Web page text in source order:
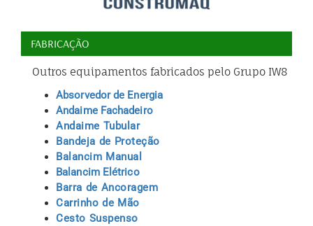
FABRICAÇÃO
Outros equipamentos fabricados pelo Grupo IW8
Absorvedor de Energia
Andaime Fachadeiro
Andaime Tubular
Bandeja de Proteção
Balancim Manual
Balancim Elétrico
Barra de Ancoragem
Carrinho de Mão
Cesto Suspenso